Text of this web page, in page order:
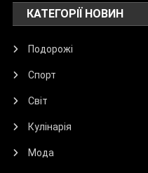
КАТЕГОРІЇ НОВИН
Подорожі
Спорт
Світ
Кулінарія
Мода